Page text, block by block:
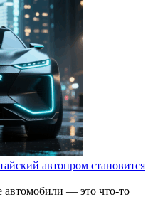
автопром становится
автомобили — это что-то